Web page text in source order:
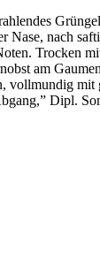
Nase, nach
Trocken
am
vollmundig mit
Dipl.